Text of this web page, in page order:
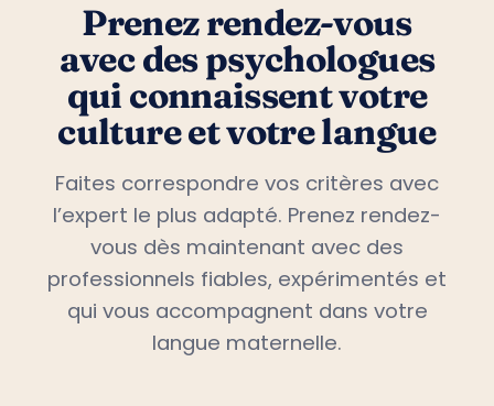
Prenez rendez-vous
avec des psychologues
qui connaissent votre
culture et votre langue
Faites correspondre vos critères avec
l’expert le plus adapté. Prenez rendez-
vous dès maintenant avec des
professionnels fiables, expérimentés et
qui vous accompagnent dans votre
langue maternelle.